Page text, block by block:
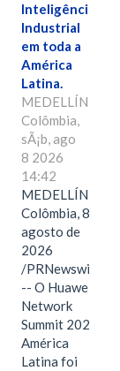
Inteligência
Industrial
em toda a
América
Latina.
MEDELLÍN,
Colômbia,
sÃ¡b, ago
8 2026
14:42
MEDELLÍN,
Colômbia, 8 de
agosto de
2026
/PRNewswire/
-- O Huawei
Network
Summit 2026
América
Latina foi